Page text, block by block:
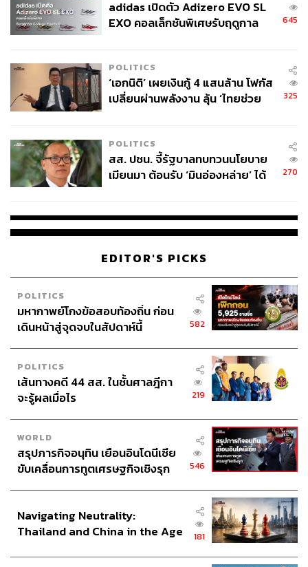
adidas เปิดตัว Adizero EVO SL
EXO คอลเล็กชันพิเศษรับฤดูกาล
645
POLITICS
‘เอกนิติ’ เผยเงินกู้ 4 แสนล้าน โฟกัส
เปลี่ยนผ่านพลังงาน ลุ้น ‘ไทยช่วย
325
POLITICS
สส. ปชน. จี้รัฐบาลทบทวนนโยบาย
เมียนมา ต้อนรับ ‘มินอ่องหล่าย’ ได้
270
EDITOR'S PICKS
POLITICS
มหากาพย์โกงข้อสอบท้องถิ่น ก่อน
เดินหน้าสู่จุดจบในสัปดาห์นี้
582
POLITICS
เส้นทางคดี 44 สส. ในชั้นศาลฎีกา
จะรู้ผลเมื่อไร
219
WORLD
สรุปภารกิจอนุทิน เยือนอินโดนีเซีย
ขับเคลื่อนการทูตเศรษฐกิจเชิงรุก
546
Navigating Neutrality:
Thailand and China in the Age
181